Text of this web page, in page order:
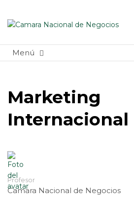
Marketing
Internacional
Profesor
Camara Nacional de Negocios